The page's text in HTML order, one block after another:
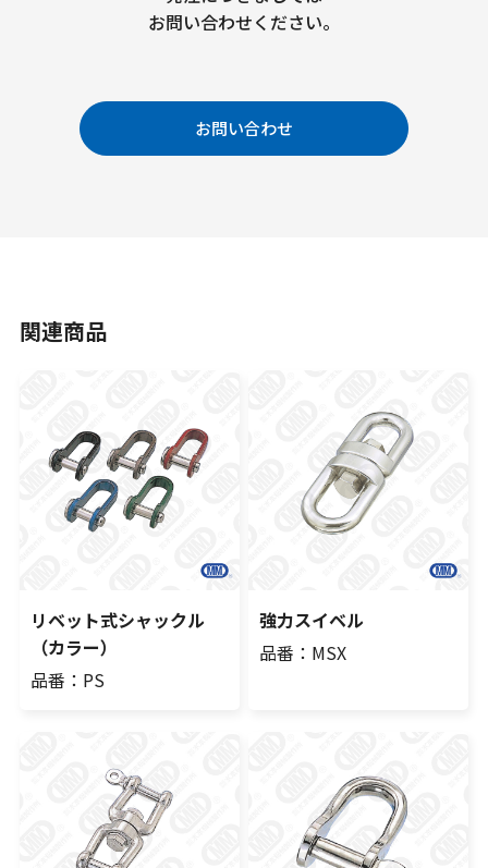
お問い合わせください。
お問い合わせ
関連商品
リベット式シャックル
（カラー）
品番：PS
強力スイベル
品番：MSX